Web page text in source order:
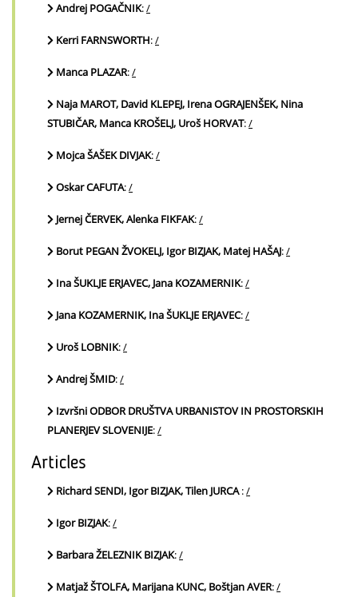
Andrej POGAČNIK:/
Kerri FARNSWORTH:/
Manca PLAZAR:/
Naja MAROT, David KLEPEJ, Irena OGRAJENŠEK, Nina
STUBIČAR, Manca KROŠELJ, Uroš HORVAT:/
Mojca ŠAŠEK DIVJAK:/
Oskar CAFUTA:/
Jernej ČERVEK, Alenka FIKFAK:/
Borut PEGAN ŽVOKELJ, Igor BIZJAK, Matej HAŠAJ:/
Ina ŠUKLJE ERJAVEC, Jana KOZAMERNIK:/
Jana KOZAMERNIK, Ina ŠUKLJE ERJAVEC:/
Uroš LOBNIK:/
Andrej ŠMID:/
Izvršni ODBOR DRUŠTVA URBANISTOV IN PROSTORSKIH
PLANERJEV SLOVENIJE:/
Articles
Richard SENDI, Igor BIZJAK, Tilen JURCA:/
Igor BIZJAK:/
Barbara ŽELEZNIK BIZJAK:/
Matjaž ŠTOLFA, Marijana KUNC, Boštjan AVER:/